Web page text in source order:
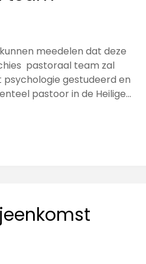
meedelen dat deze
pastoraal team zal
psychologie gestudeerd en
pastoor in de Heilige…